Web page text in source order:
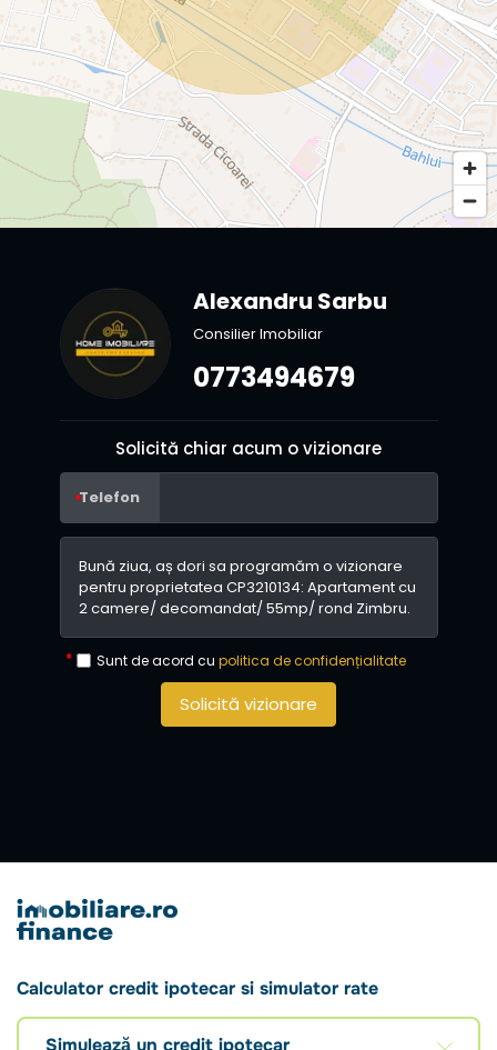
Alexandru Sarbu
Consilier Imobiliar
0773494679
Solicită chiar acum o vizionare
Telefon
Sunt de acord cu politica de confidențialitate
Solicită vizionare